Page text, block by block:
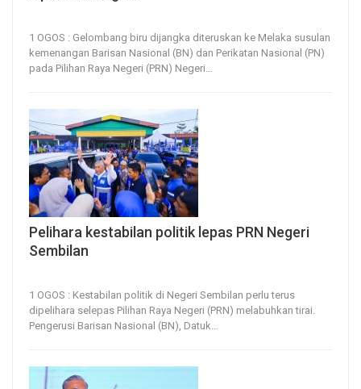
1 OGOS : Gelombang biru dijangka diteruskan ke Melaka susulan
kemenangan Barisan Nasional (BN) dan Perikatan Nasional (PN)
pada Pilihan Raya Negeri (PRN) Negeri…
Pelihara kestabilan politik lepas PRN Negeri
Sembilan
1 OGOS : Kestabilan politik di Negeri Sembilan perlu terus
dipelihara selepas Pilihan Raya Negeri (PRN) melabuhkan tirai.
Pengerusi Barisan Nasional (BN), Datuk…